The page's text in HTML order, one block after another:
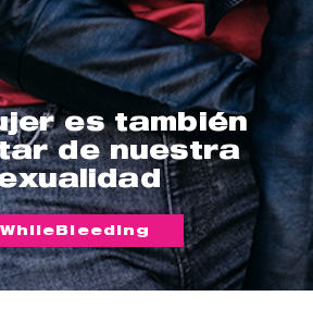
es también
de nuestra